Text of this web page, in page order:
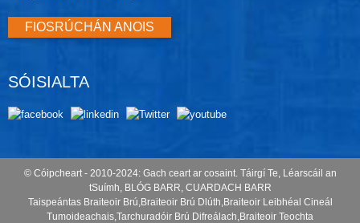
FIOSRÚCHÁN ANOIS
SÓISIALTA
© Cóipcheart - 2010-2024: Gach ceart ar cosaint. Táirgí Te, Léarscáil an
tSuímh, BLÓG BARR, CUARDACH BARR
Taispeántas Braiteoir Brú,Braiteoir Brú Dlúth,Braiteoir Leibhéal Cineál
Tumoideachais,Tarchuradóir Brú Difreálach,Braiteoir Teochta